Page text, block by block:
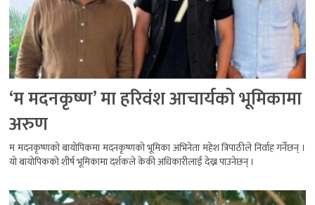
‘म मदनकृष्ण’ मा हरिवंश आचार्यको भूमिकामा
अरुण
म मदनकृष्णको बायोपिकमा मदनकृष्णको भूमिका अभिनेता महेश त्रिपाठीले निर्वाह गर्नेछन् ।
यो बायोपिकको शीर्ष भूमिकामा दर्शकले केकी अधिकारीलाई देख्न पाउनेछन् ।